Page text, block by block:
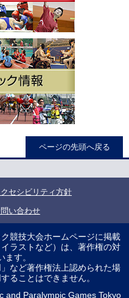
ページの先頭へ戻る
セシビリティ方針
い合わせ
競技大会ホームページに掲載
ラストなど）は、著作権の対
ます。
など著作権法上認められた場
ることはできません。
and Paralympic Games Tokyo